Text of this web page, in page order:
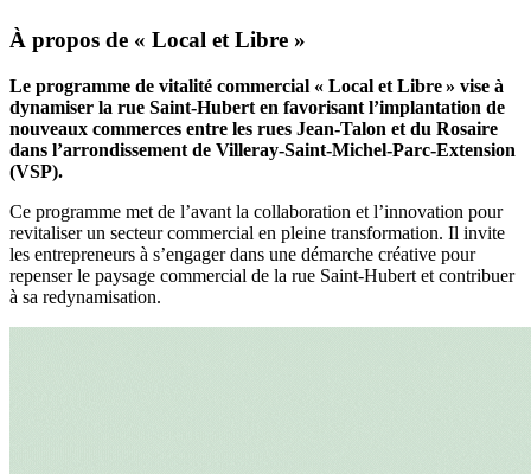
À propos de « Local et Libre »
Le programme de vitalité commercial « Local et Libre » vise à
dynamiser la rue Saint-Hubert en favorisant l’implantation de
nouveaux commerces entre les rues Jean-Talon et du Rosaire
dans l’arrondissement de Villeray-Saint-Michel-Parc-Extension
(VSP).
Ce programme met de l’avant la collaboration et l’innovation pour
revitaliser un secteur commercial en pleine transformation. Il invite
les entrepreneurs à s’engager dans une démarche créative pour
repenser le paysage commercial de la rue Saint-Hubert et contribuer
à sa redynamisation.